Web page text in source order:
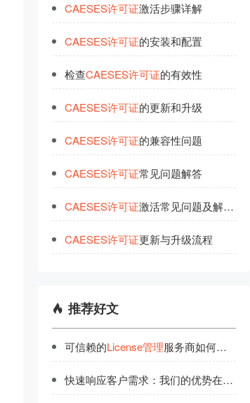
CAESES许可证激活步骤详解
CAESES许可证的安装和配置
检查CAESES许可证的有效性
CAESES许可证的更新和升级
CAESES许可证的兼容性问题
CAESES许可证常见问题解答
CAESES许可证激活常见问题及解决
CAESES许可证更新与升级流程
推荐好文
可信赖的License管理服务商如何选择？品牌认证指南
快速响应客户需求：我们的优势在
许可